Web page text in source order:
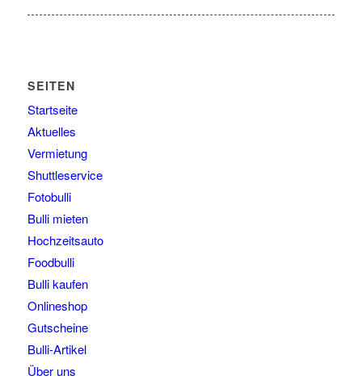
SEITEN
Startseite
Aktuelles
Vermietung
Shuttleservice
Fotobulli
Bulli mieten
Hochzeitsauto
Foodbulli
Bulli kaufen
Onlineshop
Gutscheine
Bulli-Artikel
Über uns